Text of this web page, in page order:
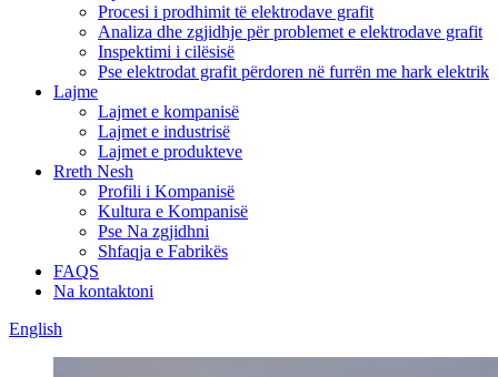
Procesi i prodhimit të elektrodave grafit
Analiza dhe zgjidhje për problemet e elektrodave grafit
Inspektimi i cilësisë
Pse elektrodat grafit përdoren në furrën me hark elektrik
Lajme
Lajmet e kompanisë
Lajmet e industrisë
Lajmet e produkteve
Rreth Nesh
Profili i Kompanisë
Kultura e Kompanisë
Pse Na zgjidhni
Shfaqja e Fabrikës
FAQS
Na kontaktoni
English